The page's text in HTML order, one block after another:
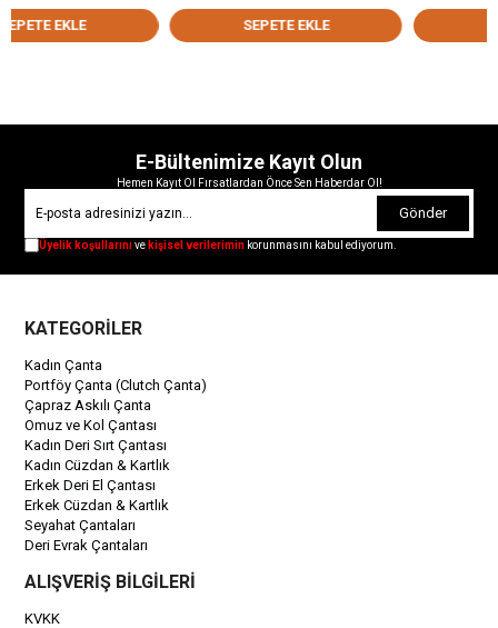
SEPETE EKLE
E-Bültenimize Kayıt Olun
Hemen Kayıt Ol Fırsatlardan Önce Sen Haberdar Ol!
Gönder
Üyelik koşullarınıve kişisel verilerimin korunmasını kabul ediyorum.
KATEGORİLER
Kadın Çanta
Portföy Çanta (Clutch Çanta)
Çapraz Askılı Çanta
Omuz ve Kol Çantası
Kadın Deri Sırt Çantası
Kadın Cüzdan & Kartlık
Erkek Deri El Çantası
Erkek Cüzdan & Kartlık
Seyahat Çantaları
Deri Evrak Çantaları
ALIŞVERİŞ BİLGİLERİ
KVKK